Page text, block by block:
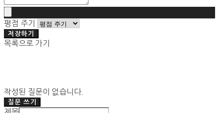
평점 주기
저장하기
목록으로 가기
작성된 질문이 없습니다.
질문 쓰기